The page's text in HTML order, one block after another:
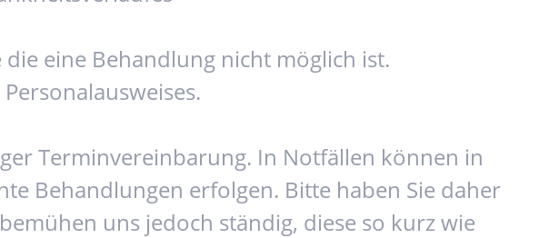
eine Behandlung nicht möglich ist.
Terminvereinbarung. In Notfällen können in
Behandlungen erfolgen. Bitte haben Sie daher
uns jedoch ständig, diese so kurz wie